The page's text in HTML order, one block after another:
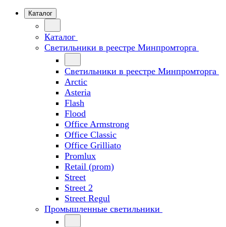
Каталог
Каталог
Светильники в реестре Минпромторга
Светильники в реестре Минпромторга
Arctic
Asteria
Flash
Flood
Office Armstrong
Office Classic
Office Grilliato
Promlux
Retail (prom)
Street
Street 2
Street Regul
Промышленные светильники